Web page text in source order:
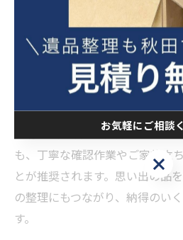
たとえば、「これは残したい」
ど、具体的なご要望を事前に伝
切な対応が可能です。形見分け
化など、思い出を大切に残すた
大切な品を誤って処分してしま
も、丁寧な確認作業やご家族立
とが推奨されます。思い出の品
の整理にもつながり、納得のい
す。
お気軽にご相談
お気軽にご相談